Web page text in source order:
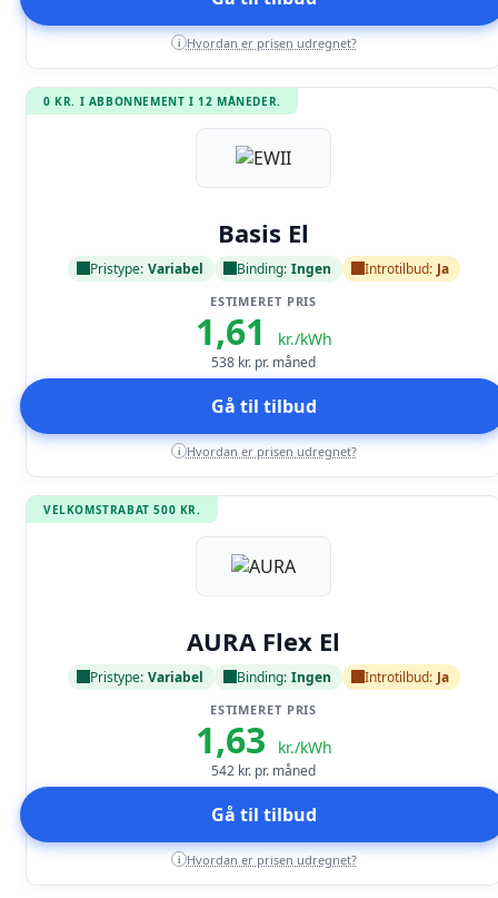
i Hvordan er prisen udregnet?
0 KR. I ABBONNEMENT I 12 MÅNEDER.
Basis El
Pristype: Variabel Binding: Ingen Introtilbud: Ja
ESTIMERET PRIS
1,61 kr./kWh
538 kr. pr. måned
Gå til tilbud
i Hvordan er prisen udregnet?
VELKOMSTRABAT 500 KR.
AURA Flex El
Pristype: Variabel Binding: Ingen Introtilbud: Ja
ESTIMERET PRIS
1,63 kr./kWh
542 kr. pr. måned
Gå til tilbud
i Hvordan er prisen udregnet?